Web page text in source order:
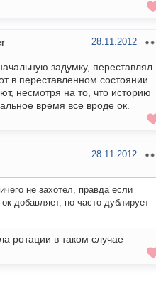
28.11.2012
задумку, переставлял
в переставленном состоянии
несмотря на то, что историю
время все вроде ок.
28.11.2012
не захотел, правда если
добавляет, но часто дублирует
ротации в таком случае